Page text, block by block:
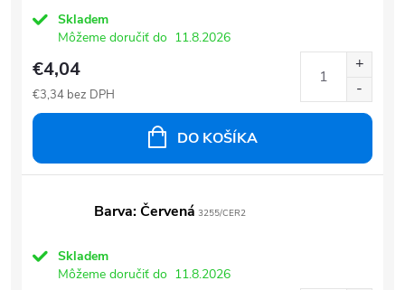
Skladem
Môžeme doručiť do 11.8.2026
€4,04
€3,34 bez DPH
DO KOŠÍKA
Barva: Červená 3255/CER2
Skladem
Môžeme doručiť do 11.8.2026